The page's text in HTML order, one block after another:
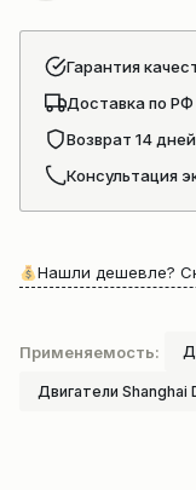
Гарантия
Доставка по РФ
Возврат 14 дней
Консультация
Нашли дешевле?
Применяемость:
Двигатели Shanghai